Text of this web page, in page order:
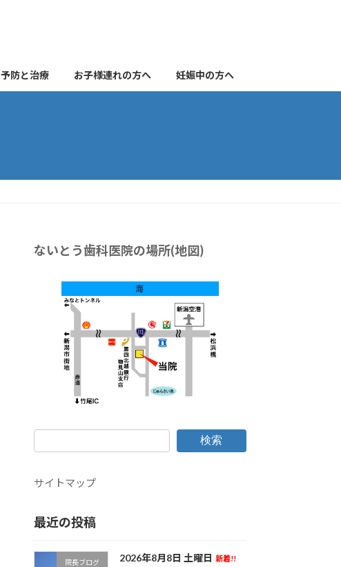
予防と治療 お子様連れの方へ 妊娠中の方へ
ないとう歯科医院の場所(地図)
検索
サイトマップ
最近の投稿
院長ブログ 2026年8月8日 土曜日 新着!!